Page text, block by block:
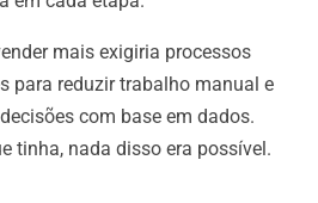
mais exigiria processos
para reduzir trabalho manual e
com base em dados.
tinha, nada disso era possível.